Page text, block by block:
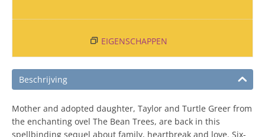
EIGENSCHAPPEN
Beschrijving
Mother and adopted daughter, Taylor and Turtle Greer from
the enchanting ovel The Bean Trees, are back in this
spellbinding sequel about family, heartbreak and love. Six-